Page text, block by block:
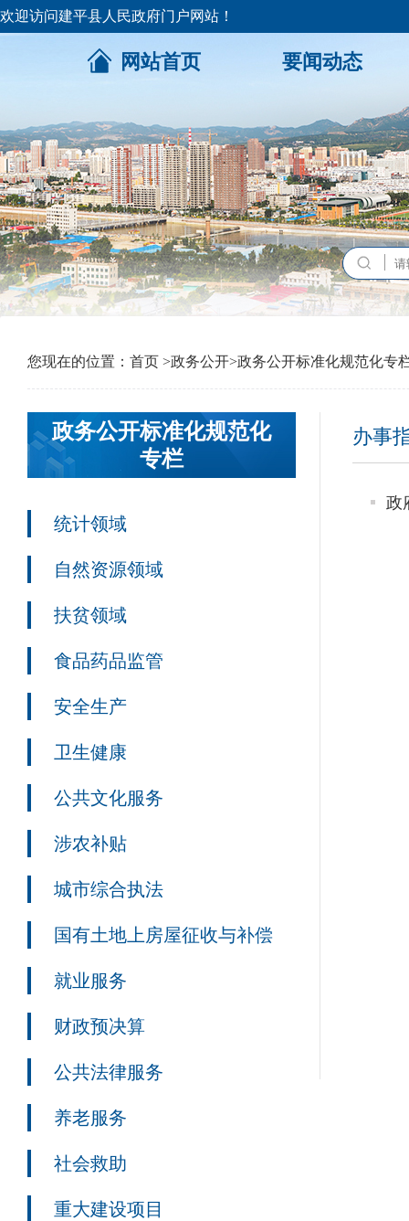
欢迎访问建平县人民政府门户网站！
网站首页 要闻动态
您现在的位置： 首页 >政务公开>政务公开标准化规范化专
政务公开标准化规范化
专栏
统计领域
自然资源领域
扶贫领域
食品药品监管
安全生产
卫生健康
公共文化服务
涉农补贴
城市综合执法
国有土地上房屋征收与补偿
就业服务
财政预决算
公共法律服务
养老服务
社会救助
重大建设项目
办事
政